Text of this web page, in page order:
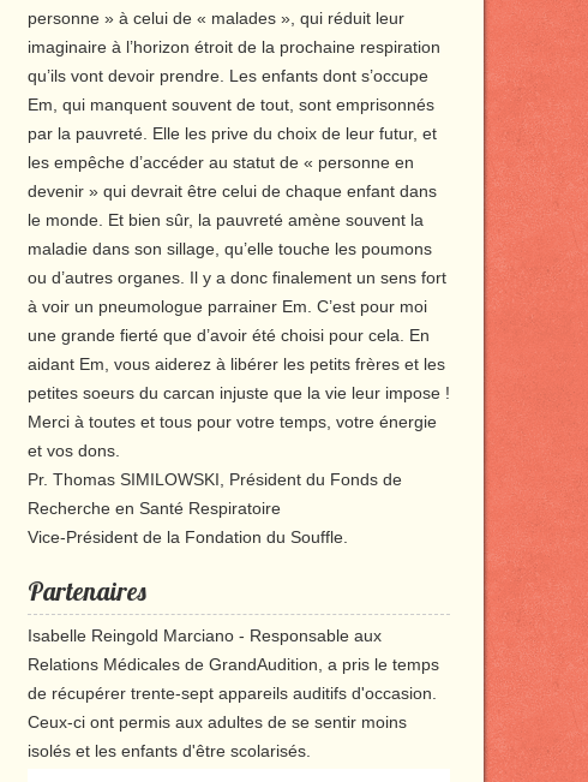
personne » à celui de « malades », qui réduit leur
imaginaire à l’horizon étroit de la prochaine respiration
qu’ils vont devoir prendre. Les enfants dont s’occupe
Em, qui manquent souvent de tout, sont emprisonnés
par la pauvreté. Elle les prive du choix de leur futur, et
les empêche d’accéder au statut de « personne en
devenir » qui devrait être celui de chaque enfant dans
le monde. Et bien sûr, la pauvreté amène souvent la
maladie dans son sillage, qu’elle touche les poumons
ou d’autres organes. Il y a donc finalement un sens fort
à voir un pneumologue parrainer Em. C’est pour moi
une grande fierté que d’avoir été choisi pour cela. En
aidant Em, vous aiderez à libérer les petits frères et les
petites soeurs du carcan injuste que la vie leur impose !
Merci à toutes et tous pour votre temps, votre énergie
et vos dons.
Pr. Thomas SIMILOWSKI, Président du Fonds de
Recherche en Santé Respiratoire
Vice-Président de la Fondation du Souffle.
Partenaires
Isabelle Reingold Marciano - Responsable aux
Relations Médicales de GrandAudition, a pris le temps
de récupérer trente-sept appareils auditifs d'occasion.
Ceux-ci ont permis aux adultes de se sentir moins
isolés et les enfants d'être scolarisés.